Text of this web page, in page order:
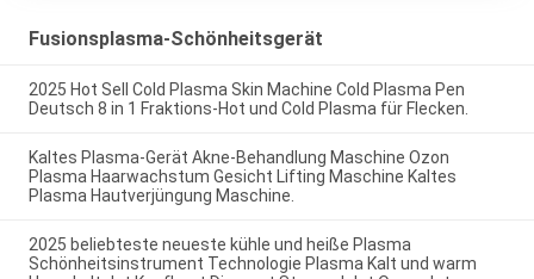
Fusionsplasma-Schönheitsgerät
2025 Hot Sell Cold Plasma Skin Machine Cold Plasma Pen
Deutsch 8 in 1 Fraktions-Hot und Cold Plasma für Flecken.
Kaltes Plasma-Gerät Akne-Behandlung Maschine Ozon
Plasma Haarwachstum Gesicht Lifting Maschine Kaltes
Plasma Hautverjüngung Maschine.
2025 beliebteste neueste kühle und heiße Plasma
Schönheitsinstrument Technologie Plasma Kalt und warm